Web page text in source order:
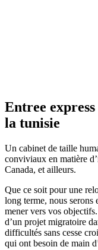
Entree
la tunisie
Un cabinet de taille
conviviaux en matière
Canada, et ailleurs.
Que ce soit pour une
long terme, nous serons
mener vers vos
d’un projet migratoire
difficultés sans cesse
qui ont besoin de main